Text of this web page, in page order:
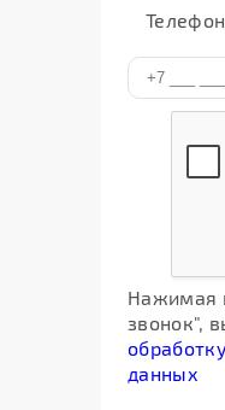
Телефон
Нажимая
звонок",
данных